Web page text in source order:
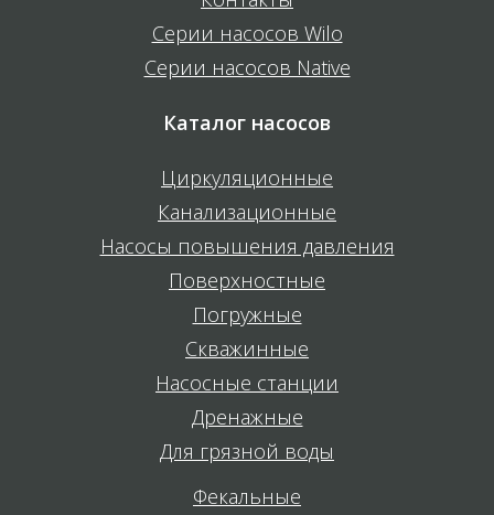
Серии насосов Wilo
Серии насосов Native
Каталог насосов
Циркуляционные
Канализационные
Насосы повышения давления
Поверхностные
Погружные
Скважинные
Насосные станции
Дренажные
Для грязной воды
Фекальные